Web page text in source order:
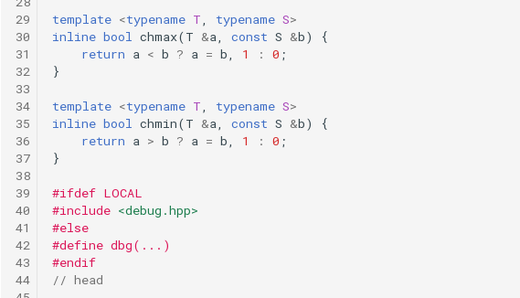
template <typename T, typename S>
inline bool chmax(T &a, const S &b)
{
return a < b ? a = b, 1 : 0 ;
}
template <typename T, typename S>
inline bool chmin(T &a, const S &b)
{
return a > b ? a = b, 1 : 0 ;
}
#ifdef LOCAL
#include <debug.hpp>
#else
#define dbg(...)
#endif
// head